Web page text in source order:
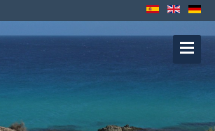
Aviso Legal